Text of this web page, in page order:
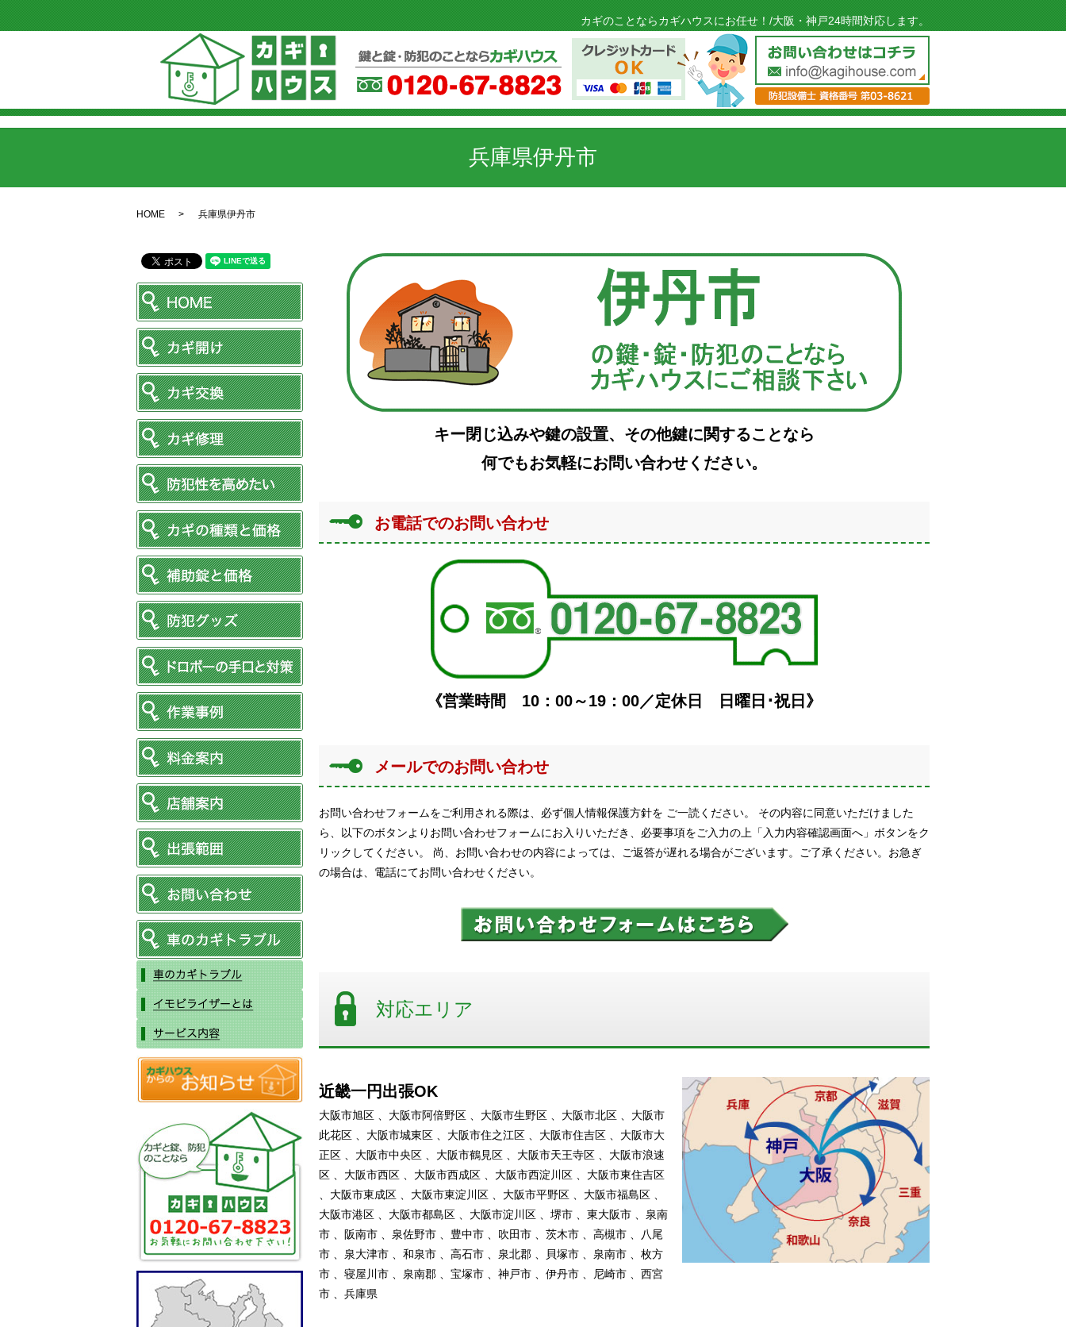
カギのことならカギハウスにお任せ！/大阪・神戸24時間対応します。
兵庫県伊丹市
HOME 兵庫県伊丹市
キー閉じ込みや鍵の設置、その他鍵に関することなら
何でもお気軽にお問い合わせください。
お電話でのお問い合わせ
《営業時間 10：00～19：00／定休日 日曜日･祝日》
メールでのお問い合わせ
お問い合わせフォームをご利用される際は、必ず個人情報保護方針を ご一読ください。 その内容に同意いただけました
ら、以下のボタンよりお問い合わせフォームにお入りいただき、必要事項をご入力の上「入力内容確認画面へ」ボタンをク
リックしてください。 尚、お問い合わせの内容によっては、ご返答が遅れる場合がございます。ご了承ください。お急ぎ
の場合は、電話にてお問い合わせください。
対応エリア
近畿一円出張OK
大阪市旭区 、大阪市阿倍野区 、大阪市生野区 、大阪市北区 、大阪市
此花区 、大阪市城東区 、大阪市住之江区 、大阪市住吉区 、大阪市大
正区 、大阪市中央区 、大阪市鶴見区 、大阪市天王寺区 、大阪市浪速
区 、大阪市西区 、大阪市西成区 、大阪市西淀川区 、大阪市東住吉区
、大阪市東成区 、大阪市東淀川区 、大阪市平野区 、大阪市福島区 、
大阪市港区 、大阪市都島区 、大阪市淀川区 、堺市 、東大阪市 、泉南
市 、阪南市 、泉佐野市 、豊中市 、吹田市 、茨木市 、高槻市 、八尾
市 、泉大津市 、和泉市 、高石市 、泉北郡 、貝塚市 、泉南市 、枚方
市 、寝屋川市 、泉南郡 、宝塚市 、神戸市 、伊丹市 、尼崎市 、西宮
市 、兵庫県